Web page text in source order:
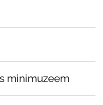
minimuzeem